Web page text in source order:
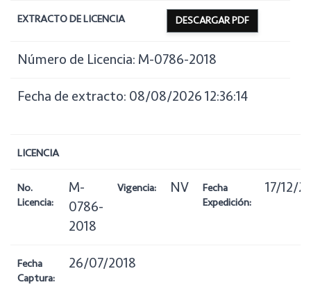
EXTRACTO DE LICENCIA DESCARGAR PDF
Número de Licencia: M-0786-2018
Fecha de extracto: 08/08/2026 12:36:14
LICENCIA
No.
Licencia:
M-
0786-
2018
Vigencia: NV
Fecha
Expedición:
17/12/
Fecha
Captura:
26/07/2018